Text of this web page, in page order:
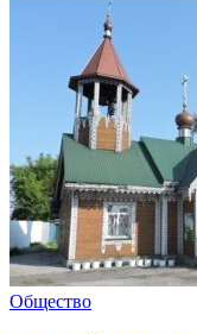
Общество